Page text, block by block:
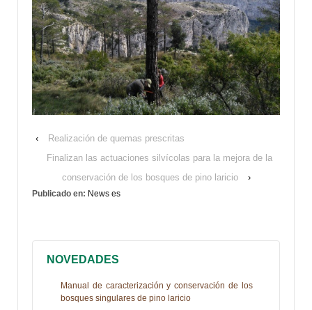
‹
Realización de quemas prescritas
Finalizan las actuaciones silvícolas para la mejora de la
conservación de los bosques de pino laricio
›
Publicado en: News es
NOVEDADES
Manual de caracterización y conservación de los
bosques singulares de pino laricio